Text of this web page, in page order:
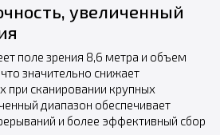
увеличенный
поле зрения 8,6 метра и объем
значительно снижает
при сканировании крупных
диапазон обеспечивает
и более эффективный сбор